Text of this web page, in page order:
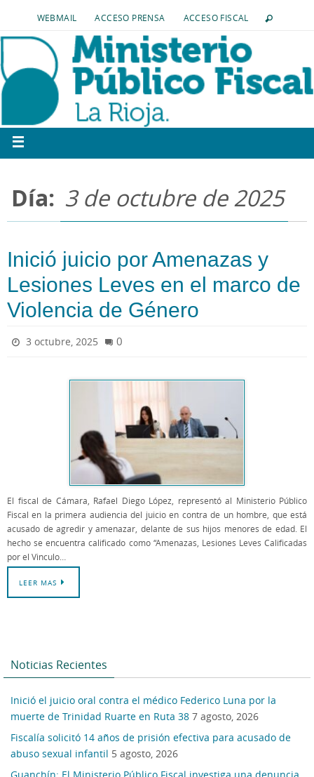
WEBMAIL ACCESO PRENSA ACCESO FISCAL
Día: 3 de octubre de 2025
Inició juicio por Amenazas y
Lesiones Leves en el marco de
Violencia de Género
3 octubre, 2025 0
El fiscal de Cámara, Rafael Diego López, representó al Ministerio Público
Fiscal en la primera audiencia del juicio en contra de un hombre, que está
acusado de agredir y amenazar, delante de sus hijos menores de edad. El
hecho se encuentra calificado como “Amenazas, Lesiones Leves Calificadas
por el Vinculo…
LEER MAS
Noticias Recientes
Inició el juicio oral contra el médico Federico Luna por la
muerte de Trinidad Ruarte en Ruta 38 7 agosto, 2026
Fiscalía solicitó 14 años de prisión efectiva para acusado de
abuso sexual infantil 5 agosto, 2026